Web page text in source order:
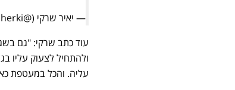
— יאיר שרקי (@yaircherki)
עוד כתב שרקי: "גם
ולהתחיל לצעוק עליו
עליה. והכל במעטפת